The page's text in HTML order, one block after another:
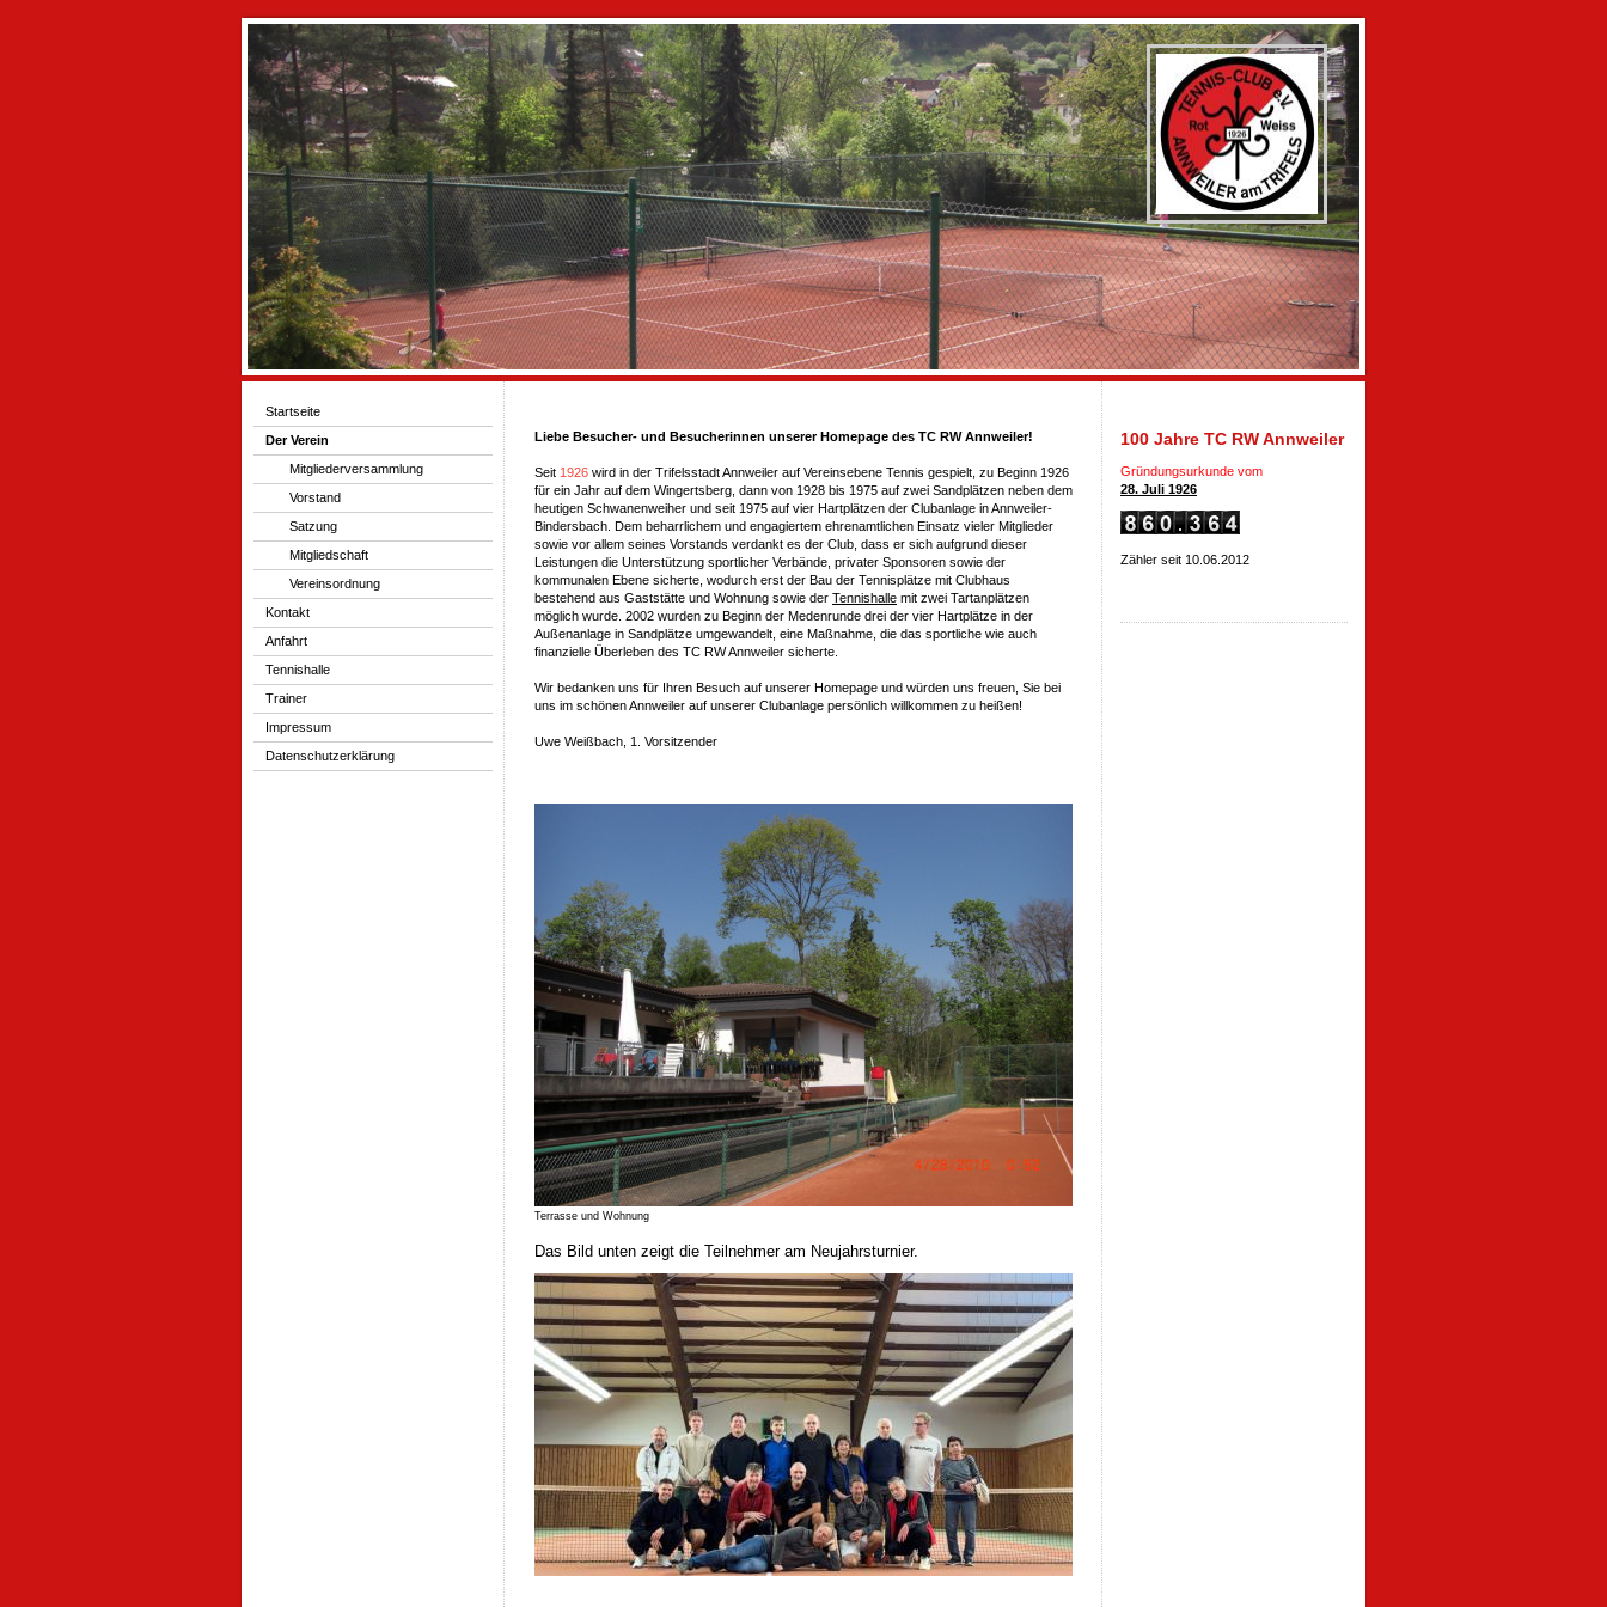
Startseite
Der Verein
Mitgliederversammlung
Vorstand
Satzung
Mitgliedschaft
Vereinsordnung
Kontakt
Anfahrt
Tennishalle
Trainer
Impressum
Datenschutzerklärung
Liebe Besucher- und Besucherinnen unserer Homepage des TC RW Annweiler!
Seit 1926 wird in der Trifelsstadt Annweiler auf Vereinsebene Tennis gespielt, zu Beginn 1926
für ein Jahr auf dem Wingertsberg, dann von 1928 bis 1975 auf zwei Sandplätzen neben dem
heutigen Schwanenweiher und seit 1975 auf vier Hartplätzen der Clubanlage in Annweiler-
Bindersbach. Dem beharrlichem und engagiertem ehrenamtlichen Einsatz vieler Mitglieder
sowie vor allem seines Vorstands verdankt es der Club, dass er sich aufgrund dieser
Leistungen die Unterstützung sportlicher Verbände, privater Sponsoren sowie der
kommunalen Ebene sicherte, wodurch erst der Bau der Tennisplätze mit Clubhaus
bestehend aus Gaststätte und Wohnung sowie der Tennishalle mit zwei Tartanplätzen
möglich wurde. 2002 wurden zu Beginn der Medenrunde drei der vier Hartplätze in der
Außenanlage in Sandplätze umgewandelt, eine Maßnahme, die das sportliche wie auch
finanzielle Überleben des TC RW Annweiler sicherte.
Wir bedanken uns für Ihren Besuch auf unserer Homepage und würden uns freuen, Sie bei
uns im schönen Annweiler auf unserer Clubanlage persönlich willkommen zu heißen!
Uwe Weißbach, 1. Vorsitzender
Terrasse und Wohnung
Das Bild unten zeigt die Teilnehmer am Neujahrsturnier.
100 Jahre TC RW Annweiler
Gründungsurkunde vom
28. Juli 1926
Zähler seit 10.06.2012